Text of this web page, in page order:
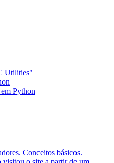
Utilities"
Python
Conceitos básicos.